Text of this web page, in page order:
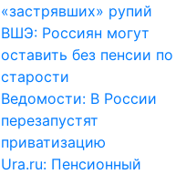
«застрявших» рупий
ВШЭ: Россиян могут
оставить без пенсии по
старости
Ведомости: В России
перезапустят
приватизацию
Ura.ru: Пенсионный